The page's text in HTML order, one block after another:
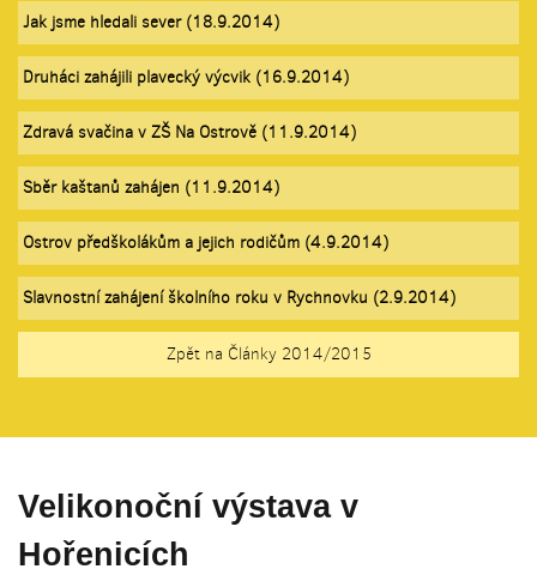
Jak jsme hledali sever (18.9.2014)
Druháci zahájili plavecký výcvik (16.9.2014)
Zdravá svačina v ZŠ Na Ostrově (11.9.2014)
Sběr kaštanů zahájen (11.9.2014)
Ostrov předškolákům a jejich rodičům (4.9.2014)
Slavnostní zahájení školního roku v Rychnovku (2.9.2014)
Zpět na Články 2014/2015
Velikonoční výstava v
Hořenicích